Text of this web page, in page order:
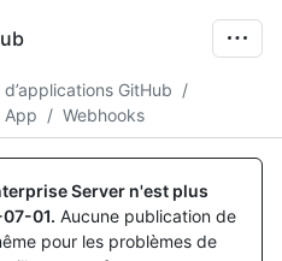
GitHub /
App / Webhooks
Server n'est plus
01. Aucune publication de
pour les problèmes de